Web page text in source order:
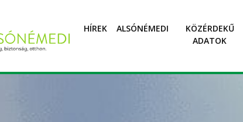
HÍREK ALSÓNÉMEDI
KÖZÉRDEKŰ
ADATOK